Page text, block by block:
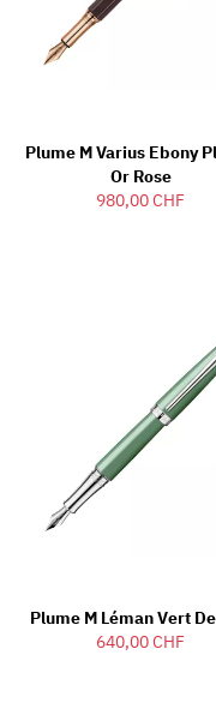
Plume M Varius Ebony
Or Rose
980,00 CHF
Plume M Léman Vert
640,00 CHF